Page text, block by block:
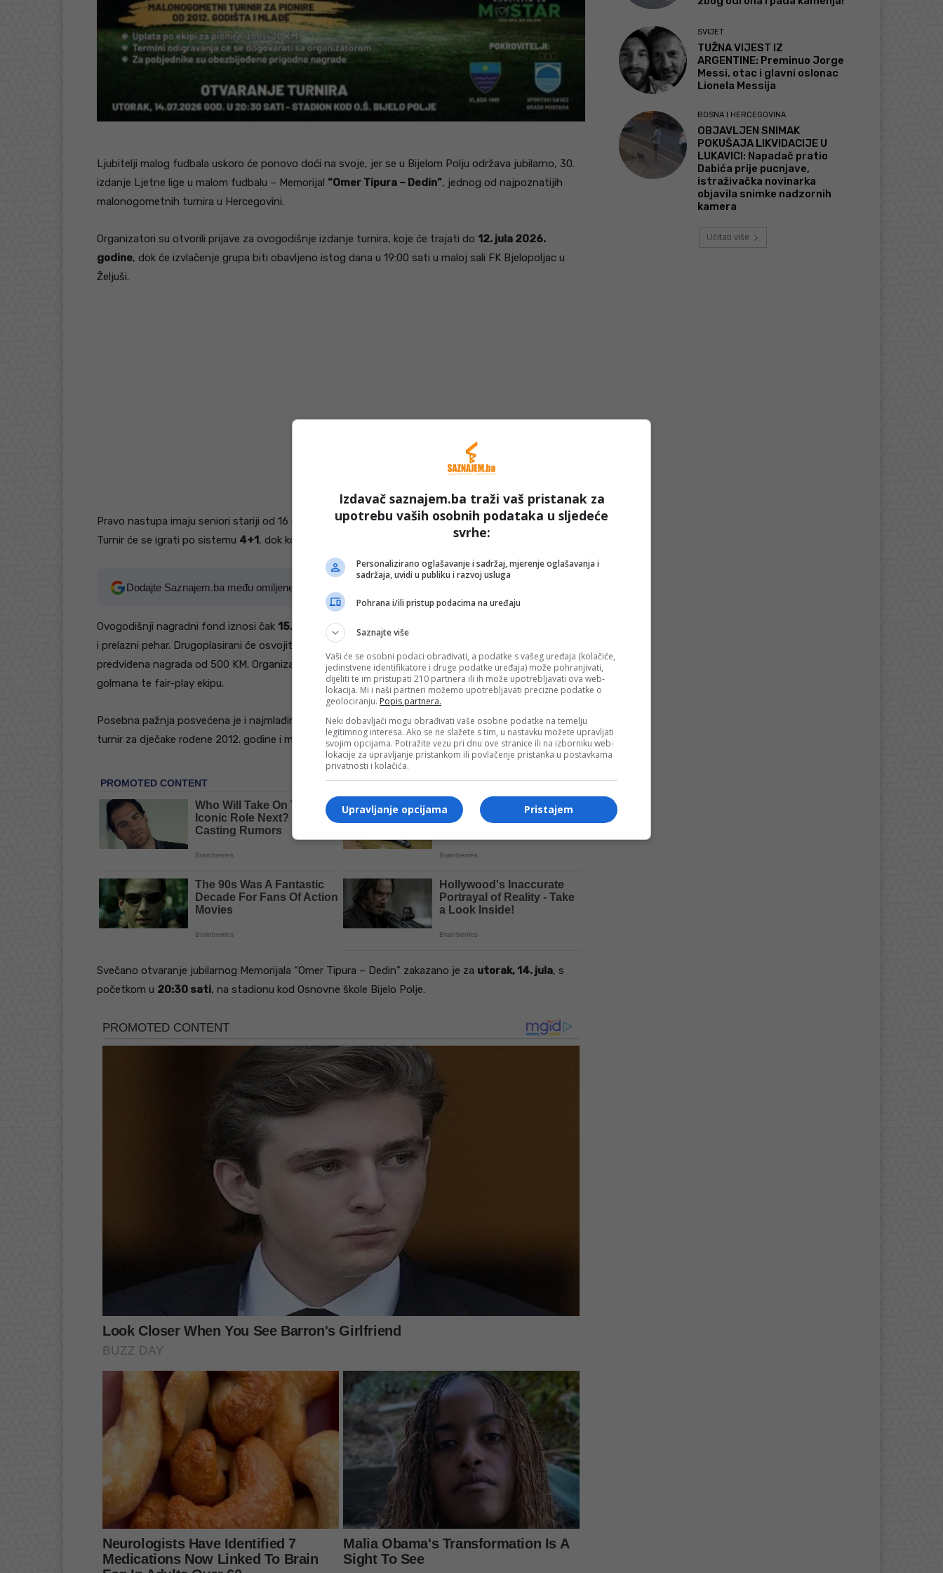
Ljubitelji malog fudbala uskoro će ponovo doći na svoje, jer se u Bijelom Polju održava jubilarno, 30.
izdanje Ljetne lige u malom fudbalu – Memorijal “Omer Tipura – Dedin”, jednog od najpoznatijih
malonogometnih turnira u Hercegovini.
Organizatori su otvorili prijave za ovogodišnje izdanje turnira, koje će trajati do 12. jula 2026.
godine, dok će izvlačenje grupa biti obavljeno istog dana u 19:00 sati u maloj sali FK Bjelopoljac u
Željuši.
Pravo nastupa imaju seniori stariji od 16 godina, a svaka ekipa može prijaviti najviše deset igrača.
Turnir će se igrati po sistemu 4+1, dok kotizacija po ekipi iznosi
Dodajte Saznajem.ba među omiljene izvore na Googleu
Ovogodišnji nagradni fond iznosi čak 15.000 KM, a pobjedničkoj ekipi pripast će rekordnih
i prelazni pehar. Drugoplasirani će osvojiti 3.000 KM, trećeplasirani 1.500 KM, dok je za četvrto mjesto
predviđena nagrada od 500 KM. Organizatori će dodijeliti i priznanja za najboljeg strijelca, najboljeg
golmana te fair-play ekipu.
Posebna pažnja posvećena je i najmlađima. U sklopu manifestacije bit će organizovan i pionirski
turnir za dječake rođene 2012. godine i mlađe, uz simboličnu kotizaciju od 20 KM po ekipi.
Svečano otvaranje jubilarnog Memorijala “Omer Tipura – Dedin” zakazano je za utorak, 14. jula, s
početkom u 20:30 sati, na stadionu kod Osnovne škole Bijelo Polje.
SVIJET
TUŽNA VIJEST IZ
ARGENTINE: Preminuo Jorge
Messi, otac i glavni oslonac
Lionela Messija
BOSNA I HERCEGOVINA
OBJAVLJEN SNIMAK
POKUŠAJA LIKVIDACIJE U
LUKAVICI: Napadač pratio
Dabića prije pucnjave,
istraživačka novinarka
objavila snimke nadzornih
kamera
Učitati više
Izdavač saznajem.ba traži vaš pristanak za
upotrebu vaših osobnih podataka u sljedeće
svrhe:
Personalizirano oglašavanje i sadržaj, mjerenje oglašavanja i
sadržaja, uvidi u publiku i razvoj usluga
Pohrana i/ili pristup podacima na uređaju
Saznajte više
Vaši će se osobni podaci obrađivati, a podatke s vašeg uređaja (kolačiće,
jedinstvene identifikatore i druge podatke uređaja) može pohranjivati,
dijeliti te im pristupati 210 partnera ili ih može upotrebljavati ova web-
lokacija. Mi i naši partneri možemo upotrebljavati precizne podatke o
geolociranju. Popis partnera.
Neki dobavljači mogu obrađivati vaše osobne podatke na temelju
legitimnog interesa. Ako se ne slažete s tim, u nastavku možete upravljati
svojim opcijama. Potražite vezu pri dnu ove stranice ili na izborniku web-
lokacije za upravljanje pristankom ili povlačenje pristanka u postavkama
privatnosti i kolačića.
Pristajem
Upravljanje opcijama